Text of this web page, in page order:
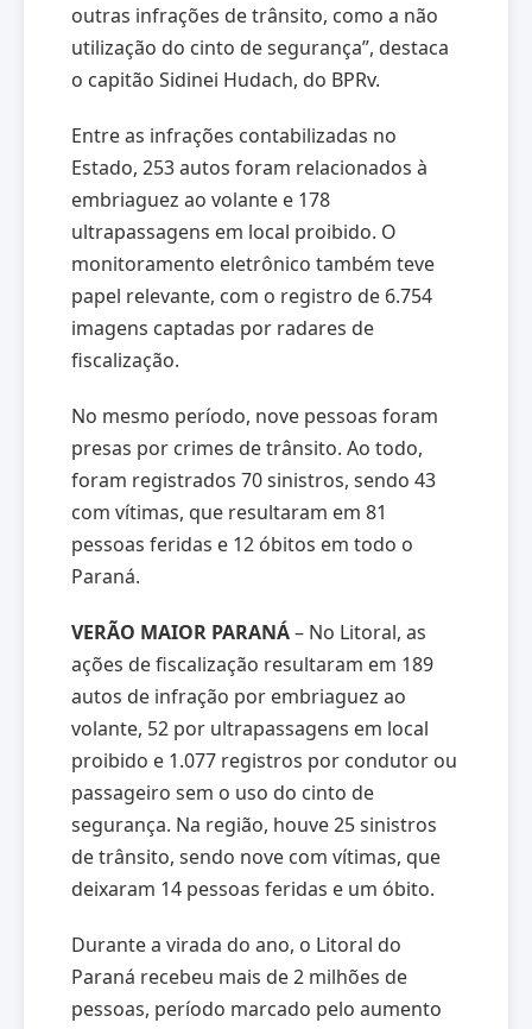
outras infrações de trânsito, como a não
utilização do cinto de segurança”, destaca
o capitão Sidinei Hudach, do BPRv.
Entre as infrações contabilizadas no
Estado, 253 autos foram relacionados à
embriaguez ao volante e 178
ultrapassagens em local proibido. O
monitoramento eletrônico também teve
papel relevante, com o registro de 6.754
imagens captadas por radares de
fiscalização.
No mesmo período, nove pessoas foram
presas por crimes de trânsito. Ao todo,
foram registrados 70 sinistros, sendo 43
com vítimas, que resultaram em 81
pessoas feridas e 12 óbitos em todo o
Paraná.
VERÃO MAIOR PARANÁ– No Litoral, as
ações de fiscalização resultaram em 189
autos de infração por embriaguez ao
volante, 52 por ultrapassagens em local
proibido e 1.077 registros por condutor ou
passageiro sem o uso do cinto de
segurança. Na região, houve 25 sinistros
de trânsito, sendo nove com vítimas, que
deixaram 14 pessoas feridas e um óbito.
Durante a virada do ano, o Litoral do
Paraná recebeu mais de 2 milhões de
pessoas, período marcado pelo aumento